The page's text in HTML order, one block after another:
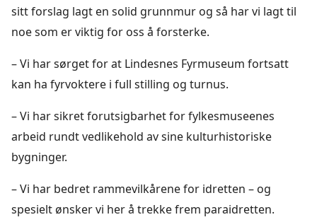
sitt forslag lagt en solid grunnmur og så har vi lagt til
noe som er viktig for oss å forsterke.
– Vi har sørget for at Lindesnes Fyrmuseum fortsatt
kan ha fyrvoktere i full stilling og turnus.
– Vi har sikret forutsigbarhet for fylkesmuseenes
arbeid rundt vedlikehold av sine kulturhistoriske
bygninger.
– Vi har bedret rammevilkårene for idretten – og
spesielt ønsker vi her å trekke frem paraidretten.